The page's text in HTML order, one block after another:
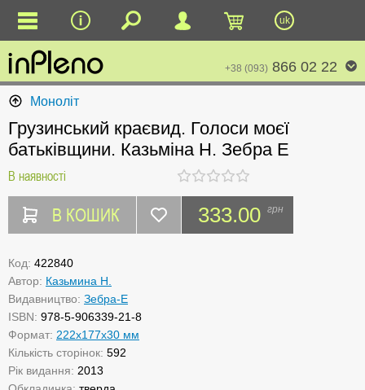
uk
+38 (093) 866 02 22
Моноліт
Грузинський краєвид. Голоси моєї
батьківщини. Казьміна Н. Зебра Е
В наявності
В КОШИК 333.00 грн
Код: 422840
Автор: Казьмина Н.
Видавництво: Зебра-Е
ISBN: 978-5-906339-21-8
Формат: 222x177x30 мм
Кількість сторінок: 592
Рік видання: 2013